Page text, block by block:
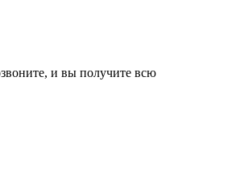
и вы получите всю